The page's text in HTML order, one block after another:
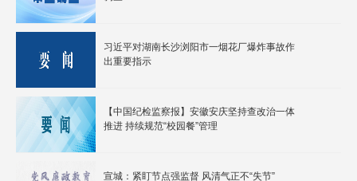
习近平对湖南长沙浏阳市一烟花厂爆炸事故作
出重要指示
【中国纪检监察报】安徽安庆坚持查改治一体
推进 持续规范“校园餐”管理
宣城：紧盯节点强监督 风清气正不“失节”